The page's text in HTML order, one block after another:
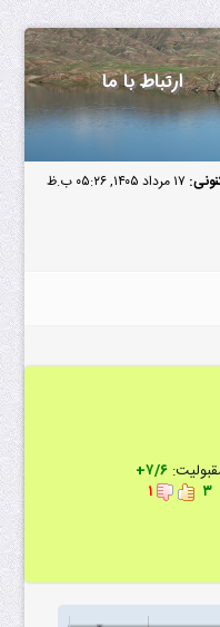
ارتباط با ما
۱۷ مرداد ۱۴۰۵, ۰۵:۲۶ ب.ظ
۷/۶+
۳
۱